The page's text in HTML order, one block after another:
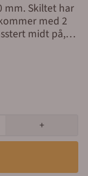
mm. Skiltet har
midt på,
for
på
er
indikerer
kan samles
+